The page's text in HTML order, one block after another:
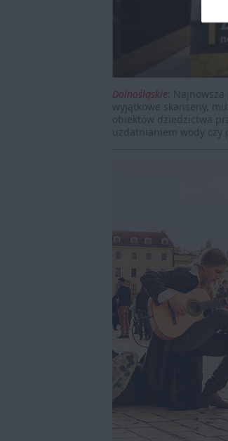
Dolnośląskie
wyjątkowe skanseny,
obiektów dziedzictwa
uzdatnianiem wody czy